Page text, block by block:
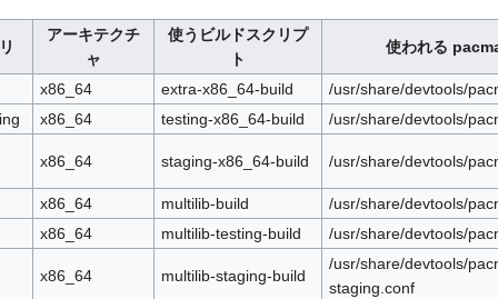
アーキテクチ
ャ
使うビルドスクリプ
ト
使われる
x86_64 extra-x86_64-build
/usr/share/devtools/
x86_64 testing-x86_64-build /usr/share/devtools/
x86_64 staging-x86_64-build /usr/share/devtools/
x86_64 multilib-build
/usr/share/devtools/
x86_64
multilib-testing-build /usr/share/devtools/
x86_64 multilib-staging-build
/usr/share/devtools/
staging.conf